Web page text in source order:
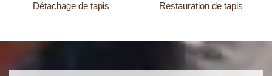
Détachage de tapis Restauration de tapis